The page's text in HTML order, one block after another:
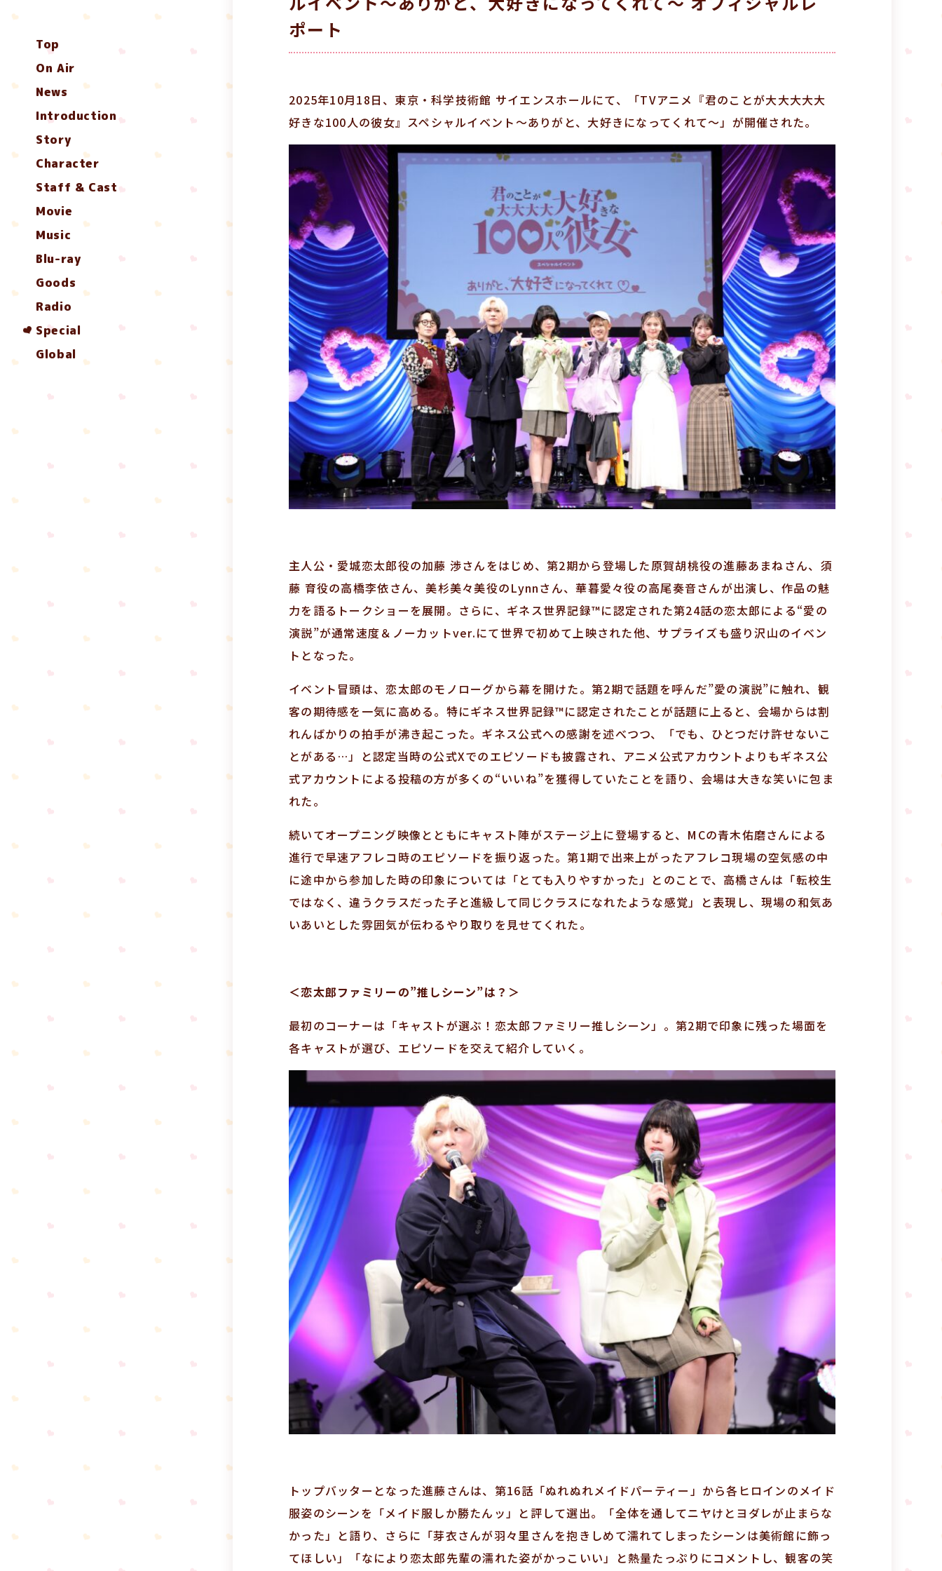
Top
On Air
News
Introduction
Story
Character
Staff & Cast
Movie
Music
Blu-ray
Goods
Radio
Special
Global
ポート
2025年10月18日、東京・科学技術館 サイエンスホールにて、「TVアニメ『君のことが大大大大大
好きな100人の彼女』スペシャルイベント～ありがと、大好きになってくれて～」が開催された。
主人公・愛城恋太郎役の加藤 渉さんをはじめ、第2期から登場した原賀胡桃役の進藤あまねさん、須
藤 育役の高橋李依さん、美杉美々美役のLynnさん、華暮愛々役の高尾奏音さんが出演し、作品の魅
力を語るトークショーを展開。さらに、ギネス世界記録™に認定された第24話の恋太郎による“愛の
演説”が通常速度＆ノーカットver.にて世界で初めて上映された他、サプライズも盛り沢山のイベン
トとなった。
イベント冒頭は、恋太郎のモノローグから幕を開けた。第2期で話題を呼んだ”愛の演説”に触れ、観
客の期待感を一気に高める。特にギネス世界記録™に認定されたことが話題に上ると、会場からは割
れんばかりの拍手が沸き起こった。ギネス公式への感謝を述べつつ、「でも、ひとつだけ許せないこ
とがある…」と認定当時の公式Xでのエピソードも披露され、アニメ公式アカウントよりもギネス公
式アカウントによる投稿の方が多くの“いいね”を獲得していたことを語り、会場は大きな笑いに包ま
れた。
続いてオープニング映像とともにキャスト陣がステージ上に登場すると、MCの青木佑磨さんによる
進行で早速アフレコ時のエピソードを振り返った。第1期で出来上がったアフレコ現場の空気感の中
に途中から参加した時の印象については「とても入りやすかった」とのことで、高橋さんは「転校生
ではなく、違うクラスだった子と進級して同じクラスになれたような感覚」と表現し、現場の和気あ
いあいとした雰囲気が伝わるやり取りを見せてくれた。
＜恋太郎ファミリーの”推しシーン”は？＞
最初のコーナーは「キャストが選ぶ！恋太郎ファミリー推しシーン」。第2期で印象に残った場面を
各キャストが選び、エピソードを交えて紹介していく。
トップバッターとなった進藤さんは、第16話「ぬれぬれメイドパーティー」から各ヒロインのメイド
服姿のシーンを「メイド服しか勝たんッ」と評して選出。「全体を通してニヤけとヨダレが止まらな
かった」と語り、さらに「芽衣さんが羽々里さんを抱きしめて濡れてしまったシーンは美術館に飾っ
てほしい」「なにより恋太郎先輩の濡れた姿がかっこいい」と熱量たっぷりにコメントし、観客の笑